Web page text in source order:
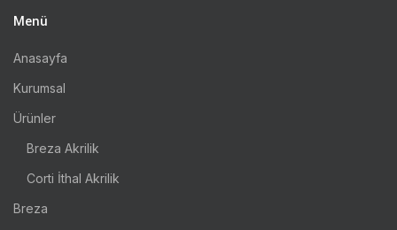
Menü
Anasayfa
Kurumsal
Ürünler
Breza Akrilik
Corti İthal Akrilik
Breza